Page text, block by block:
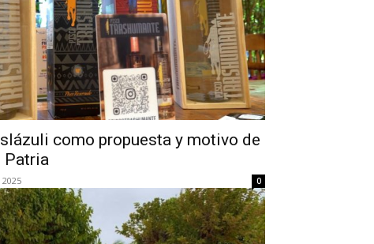
como propuesta y motivo de
Patria
0